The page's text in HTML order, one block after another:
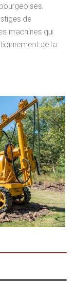
de
machines qui
de la